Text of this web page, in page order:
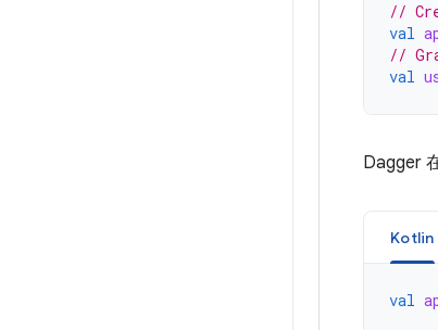
//
val
//
val
Dagger
Kotlin
val